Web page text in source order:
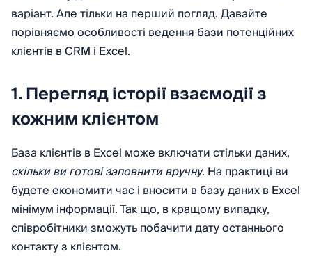
варіант. Але тільки на перший погляд. Давайте
порівняємо особливості ведення бази потенційних
клієнтів в CRM і Excel.
1. Перегляд історії взаємодії з
кожним клієнтом
База клієнтів в Excel може включати стільки даних,
скільки ви готові заповнити вручну. На практиці ви
будете економити час і вносити в базу даних в Excel
мінімум інформації. Так що, в кращому випадку,
співробітники зможуть побачити дату останнього
контакту з клієнтом.